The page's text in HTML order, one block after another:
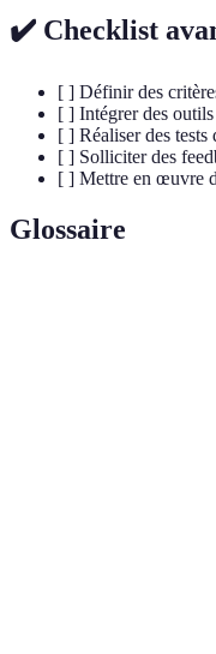
✔️ Checklist
[ ] Définir des
[ ] Intégrer des
[ ] Réaliser des tests
[ ] Solliciter des
[ ] Mettre en œuvre
Glossaire